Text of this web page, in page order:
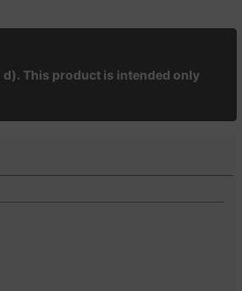
d). This product is intended only